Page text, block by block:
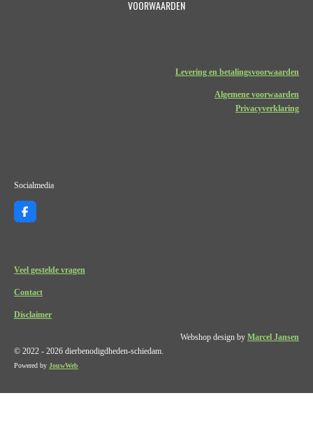
VOORWAARDEN
Levering en betalingsvoorwaarden
Algemene voorwaarden
Privacyverklaring
Socialmedia
F
a
o
Veel gestelde vragen
Contact
Disclaimer
Webshop design by Marcel Jansen
© 2022 - 2026 dierbenodigdheden-schiedam.
Powered by JouwWeb